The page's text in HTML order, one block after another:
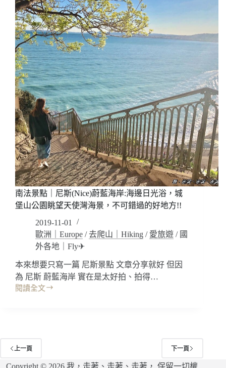
台
胞
證
落
地
簽
申
辦，
上
海
SHA
虹
橋
機
場
經
驗
分
享
(準
索
取
收
南法景點｜尼斯(Nice)蔚藍海岸:海邊日光浴，城
堡山公園眺望天使灣海景，不可錯過的好地方!!
2019-11-01
歐洲｜Europe / 去爬山｜Hiking / 愛旅遊 / 國
外各地｜Fly✈
本來想要只寫一篇 尼斯景點 文章分享就好 但因
為 尼斯 蔚藍海岸 實在是太好拍、拍得…
閱讀全文
南
尼
(Nice)
上一頁 下一頁